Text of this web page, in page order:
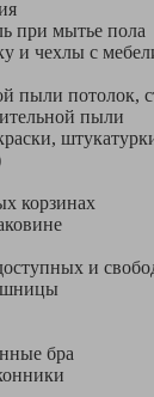
при мытье пола
и чехлы с
пыли потолок,
пыли
корзинах
и
бра